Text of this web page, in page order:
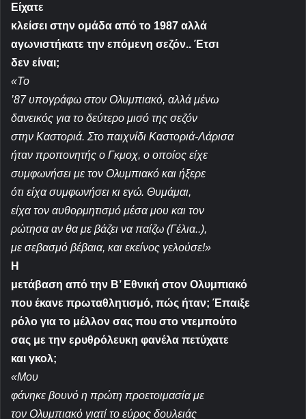
Είχατε
κλείσει στην ομάδα από το 1987 αλλά
αγωνιστήκατε την επόμενη σεζόν.. Έτσι
δεν είναι;
«Το
’87 υπογράφω στον Ολυμπιακό, αλλά μένω
δανεικός για το δεύτερο μισό της σεζόν
στην Καστοριά. Στο παιχνίδι Καστοριά-Λάρισα
ήταν προπονητής ο Γκμοχ, ο οποίος είχε
συμφωνήσει με τον Ολυμπιακό και ήξερε
ότι είχα συμφωνήσει κι εγώ. Θυμάμαι,
είχα τον αυθορμητισμό μέσα μου και τον
ρώτησα αν θα με βάζει να παίζω (Γέλια..),
με σεβασμό βέβαια, και εκείνος γελούσε!»
Η
μετάβαση από την Β’ Εθνική στον Ολυμπιακό
που έκανε πρωταθλητισμό, πώς ήταν; Έπαιξε
ρόλο για το μέλλον σας που στο ντεμπούτο
σας με την ερυθρόλευκη φανέλα πετύχατε
και γκολ;
«Μου
φάνηκε βουνό η πρώτη προετοιμασία με
τον Ολυμπιακό γιατί το εύρος δουλειάς